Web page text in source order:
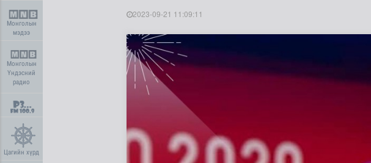
Монголын
мэдээ
Монголын
Үндэсний
радио
Цагийн хүрд
2023-09-21 11:09:11